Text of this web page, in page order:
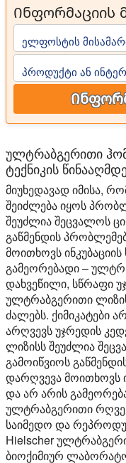
Ინფორმაციის
ელფოსტის
პროდუქტი ან
ულტრაბგერითი
ტექნიკის
მიუხედავად იმისა,
შეიძლება იყოს
შეუძლია შეცვალოს
გაწმენდის
მოითხოვს
გამეორებადი –
დახვეწილი, სწრაფი
ულტრაბგერითი
ძალებს. ქიმიკატები
არღვევს უჯრედის
ლიზისს შეუძლია
გამოიწვიოს
დარღვევა მოითხოვს
და არ არის
ულტრაბგერითი
საიმედო და
Hielscher
ბიოქიმიურ